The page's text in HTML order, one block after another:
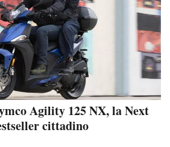
Agility 125 NX, la Next
cittadino